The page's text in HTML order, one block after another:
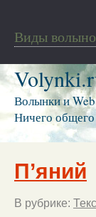
Виды
Волынки и
Ничего
П’яний
В рубрике: